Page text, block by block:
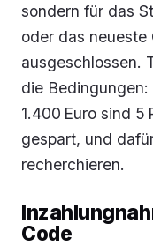
sondern für das
oder das
ausgeschlossen.
die Bedingungen:
1.400 Euro sind 5
gespart, und
recherchieren.
Code